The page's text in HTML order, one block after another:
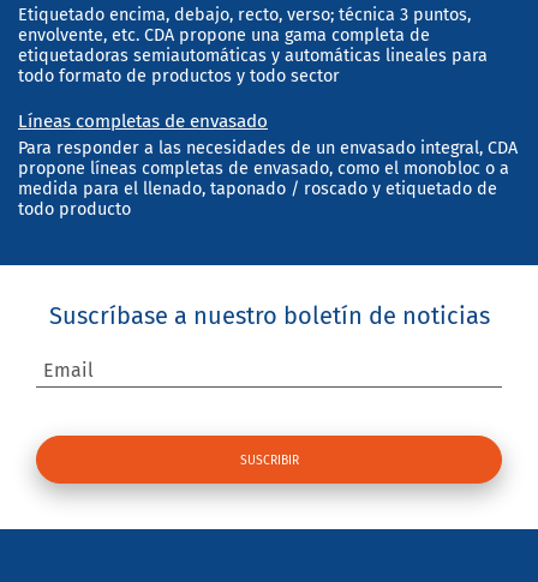
Etiquetado encima, debajo, recto, verso; técnica 3 puntos,
envolvente, etc. CDA propone una gama completa de
etiquetadoras semiautomáticas y automáticas lineales para
todo formato de productos y todo sector
Líneas completas de envasado
Para responder a las necesidades de un envasado integral, CDA
propone líneas completas de envasado, como el monobloc o a
medida para el llenado, taponado / roscado y etiquetado de
todo producto
Suscríbase a nuestro boletín de noticias
Email